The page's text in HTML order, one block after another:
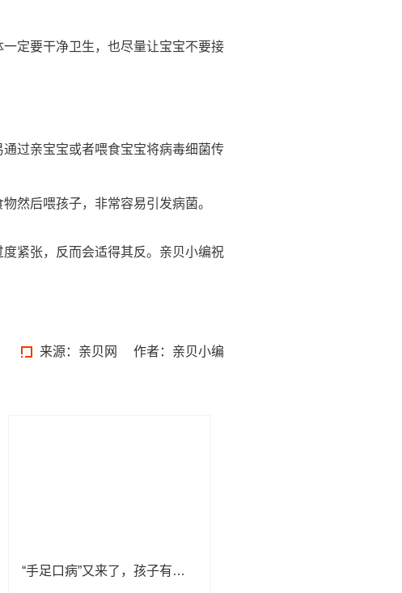
定要干净卫生，也尽量让宝宝不要接
过亲宝宝或者喂食宝宝将病毒细菌传
后喂孩子，非常容易引发病菌。
紧张，反而会适得其反。亲贝小编祝
来源： 亲贝网 作者：亲贝小编
“手足口病”又来了，孩子有这3个症状，家长们一定要注意了